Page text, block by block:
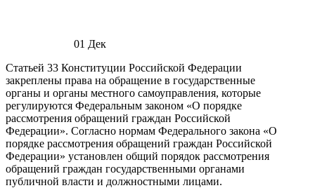
01 Дек
Статьей 33 Конституции Российской Федерации
закреплены права на обращение в государственные
органы и органы местного самоуправления, которые
регулируются Федеральным законом «О порядке
рассмотрения обращений граждан Российской
Федерации». Согласно нормам Федерального закона «О
порядке рассмотрения обращений граждан Российской
Федерации» установлен общий порядок рассмотрения
обращений граждан государственными органами
публичной власти и должностными лицами.